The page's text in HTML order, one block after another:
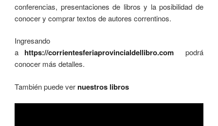
conferencias, presentaciones de libros y la posibilidad de
conocer y comprar textos de autores correntinos.
Ingresando
a https://corrientesferiaprovincialdellibro.com
podrá
conocer más detalles.
También puede ver nuestros libros